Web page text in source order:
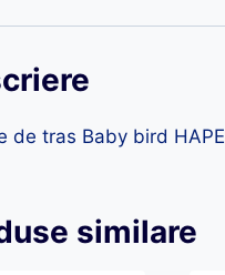
de tras Baby bird HAPE
similare